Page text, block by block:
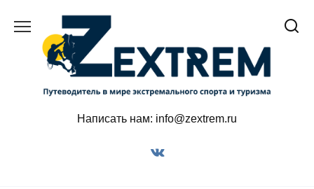
содержанию
Написать нам: info@zextrem.ru